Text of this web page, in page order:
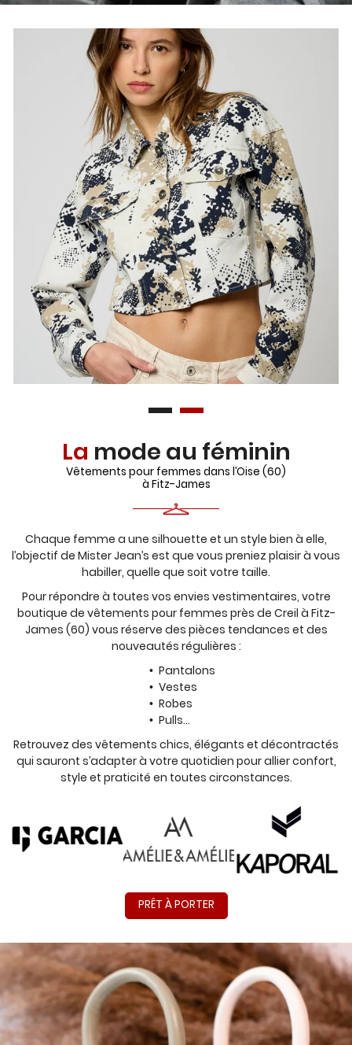
En cochant cette case, vous consentez à recevoir nos propositions
commerciales à l'adresse email indiqué ci-dessus. Vous pouvez vous
désinscrire à tout moment en utilisantle formulaire de désinscription
Inscription
La mode au féminin
Vêtements pour femmes dans l’Oise (60)
à Fitz-James
Chaque femme a une silhouette et un style bien à elle,
l’objectif de Mister Jean’s est que vous preniez plaisir à vous
habiller, quelle que soit votre taille.
Pour répondre à toutes vos envies vestimentaires, votre
boutique de vêtements pour femmes près de Creil à Fitz-
James (60) vous réserve des pièces tendances et des
nouveautés régulières :
Pantalons
Vestes
Robes
Pulls...
Retrouvez des vêtements chics, élégants et décontractés
qui sauront s’adapter à votre quotidien pour allier confort,
style et praticité en toutes circonstances.
PRÊT À PORTER